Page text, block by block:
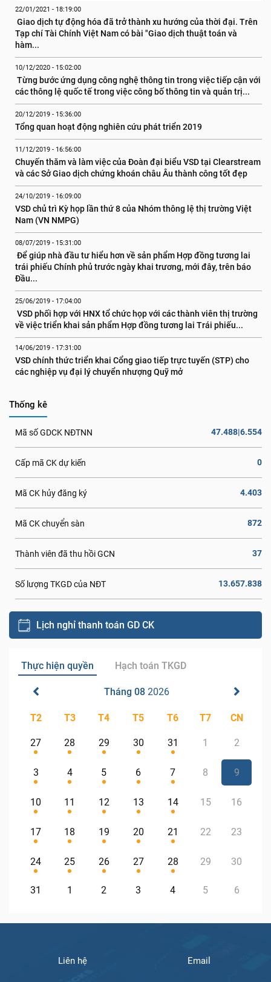
22/01/2021 - 18:19:00
Giao dịch tự động hóa đã trở thành xu hướng của thời đại. Trên
Tạp chí Tài Chính Việt Nam có bài "Giao dịch thuật toán và
hàm...
10/12/2020 - 15:02:00
Từng bước ứng dụng công nghệ thông tin trong việc tiếp cận với
các thông lệ quốc tế trong việc công bố thông tin và quản trị...
20/12/2019 - 15:36:00
Tổng quan hoạt động nghiên cứu phát triển 2019
11/12/2019 - 16:56:00
Chuyến thăm và làm việc của Đoàn đại biểu VSD tại Clearstream
và các Sở Giao dịch chứng khoán châu Âu thành công tốt đẹp
24/10/2019 - 16:09:00
VSD chủ trì Kỳ họp lần thứ 8 của Nhóm thông lệ thị trường Việt
Nam (VN NMPG)
08/07/2019 - 15:31:00
Để giúp nhà đầu tư hiểu hơn về sản phẩm Hợp đồng tương lai
trái phiếu Chính phủ trước ngày khai trương, mới đây, trên báo
Đầu...
25/06/2019 - 17:04:00
VSD phối hợp với HNX tổ chức họp với các thành viên thị trường
về việc triển khai sản phẩm Hợp đồng tương lai Trái phiếu...
14/06/2019 - 17:31:00
VSD chính thức triển khai Cổng giao tiếp trực tuyến (STP) cho
các nghiệp vụ đại lý chuyển nhượng Quỹ mở
Thống kê
Mã số GDCK NĐTNN 47.488|6.554
Cấp mã CK dự kiến 0
Mã CK hủy đăng ký 4.403
Mã CK chuyển sàn 872
Thành viên đã thu hồi GCN 37
Số lượng TKGD của NĐT 13.657.838
Lịch nghỉ thanh toán GD CK
Thực hiện quyền Hạch toán TKGD
Tháng 08 2026
T2 T3 T4 T5 T6 T7 CN
27 28 29 30 31 1 2
3 4 5 6 7 8 9
10 11 12 13 14 15 16
17 18 19 20 21 22 23
24 25 26 27 28 29 30
31 1 2 3 4 5 6
Liên hệ Email